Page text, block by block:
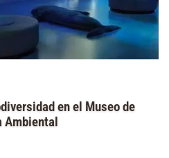
en el Museo de
Ambiental